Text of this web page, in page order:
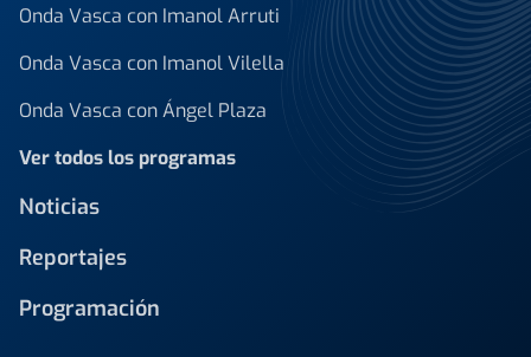
Onda Vasca con Imanol Arruti
Onda Vasca con Imanol Vilella
Onda Vasca con Ángel Plaza
Ver todos los programas
Noticias
Reportajes
Programación